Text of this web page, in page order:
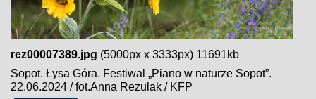
rez00007389.jpg (5000px x 3333px) 11691kb
Sopot. Łysa Góra. Festiwal „Piano w naturze Sopot”.
22.06.2024 / fot.Anna Rezulak / KFP